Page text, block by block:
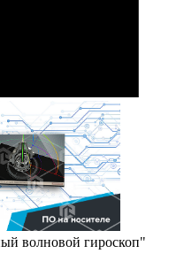
волновой гироскоп"